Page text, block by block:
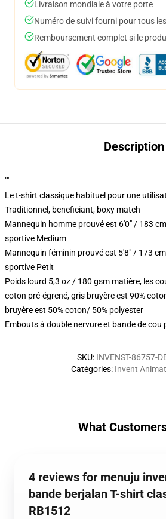
Livraison mondiale à votre porte
Numéro de suivi fourni pour tous
Remboursement complet si le
Description
""
Le t-shirt classique habituel pour une
Traditionnel, beneficiant, boxy match
Mannequin homme prouvé est 6'0" / 183
sportive Medium
Mannequin féminin prouvé est 5'8" / 173
sportive Petit
Poids lourd 5,3 oz / 180 gsm matière, les
coton pré-égrené, gris bruyère est 90%
bruyère est 50% coton/ 50% polyester
Embouts à double nervure et bande de cou
SKU: INVENST-86757-
Catégories: Invent
What
4 reviews for menuju
bande berjalan T-shirt
RB1512